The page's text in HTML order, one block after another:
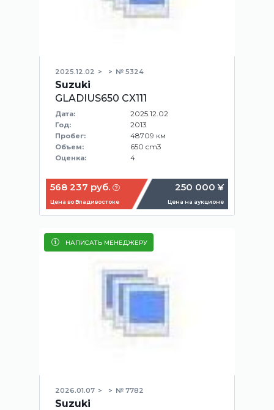
2025.12.02 № 5324
Suzuki
GLADIUS650 CX111
Дата: 2025.12.02
Год: 2013
Пробег: 48709 км
Объем: 650 cm3
Оценка: 4
568 237 руб.
Цена во Владивостоке
250 000 ¥
Цена на аукционе
НАПИСАТЬ МЕНЕДЖЕРУ
2026.01.07 № 7782
Suzuki